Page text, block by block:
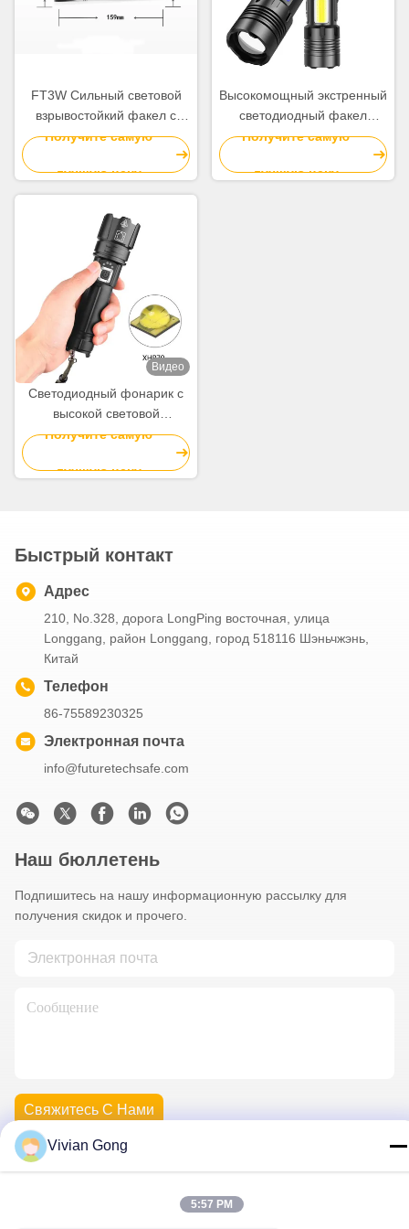
FT3W Сильный световой
взрывостойкий факел с
черным 157 * 35 мм
Получите самую
лучшую цену
Высокомощный экстренный
светодиодный факел
фонарик регулируемый
Получите самую
лучшую цену
Видео
Светодиодный фонарик с
высокой световой
нагрузкой
Получите самую
лучшую цену
Быстрый контакт
Адрес
210, No.328, дорога LongPing восточная, улица
Longgang, район Longgang, город 518116 Шэньчжэнь,
Китай
Телефон
86-75589230325
Электронная почта
info@futuretechsafe.com
Наш бюллетень
Подпишитесь на нашу информационную рассылку для
получения скидок и прочего.
Свяжитесь С Нами
Хорошее качество Горная лампа Доставщик. 2023-2026
Vivian Gong
5:57 PM